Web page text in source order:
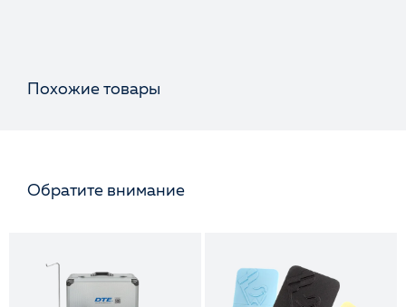
Похожие товары
Обратите внимание